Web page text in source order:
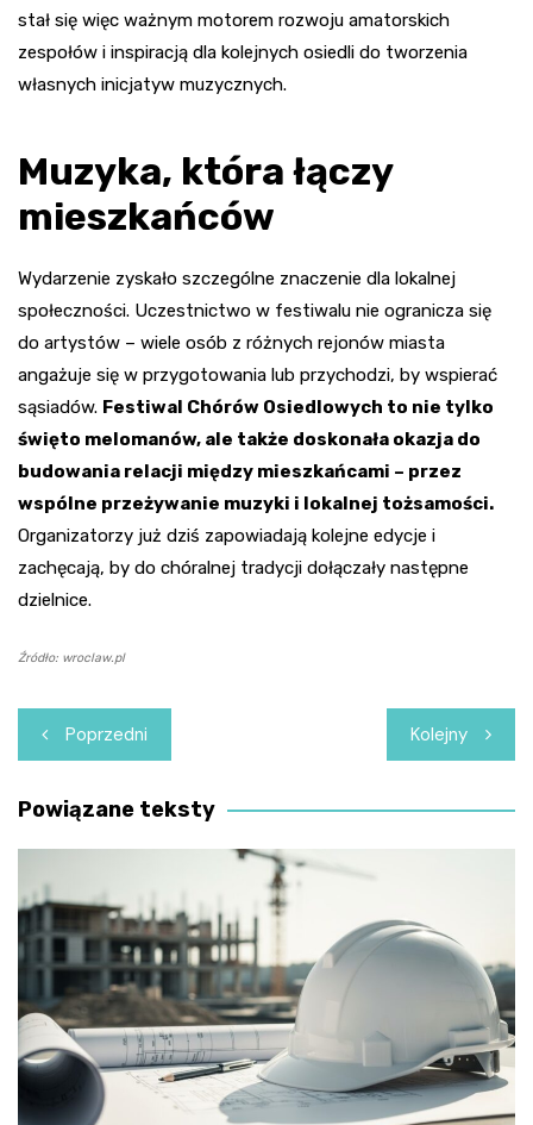
stał się więc ważnym motorem rozwoju amatorskich
zespołów i inspiracją dla kolejnych osiedli do tworzenia
własnych inicjatyw muzycznych.
Muzyka, która łączy
mieszkańców
Wydarzenie zyskało szczególne znaczenie dla lokalnej
społeczności. Uczestnictwo w festiwalu nie ogranicza się
do artystów – wiele osób z różnych rejonów miasta
angażuje się w przygotowania lub przychodzi, by wspierać
sąsiadów. Festiwal Chórów Osiedlowych to nie tylko
święto melomanów, ale także doskonała okazja do
budowania relacji między mieszkańcami – przez
wspólne przeżywanie muzyki i lokalnej tożsamości.
Organizatorzy już dziś zapowiadają kolejne edycje i
zachęcają, by do chóralnej tradycji dołączały następne
dzielnice.
Źródło: wroclaw.pl
Nawigacja
wpisu
Poprzedni Kolejny
Powiązane teksty